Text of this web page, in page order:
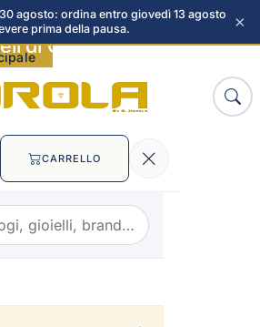
agosto: ordina entro giovedì 13 agosto
prima della pausa.
×
CARRELLO
di Giannotti immagini